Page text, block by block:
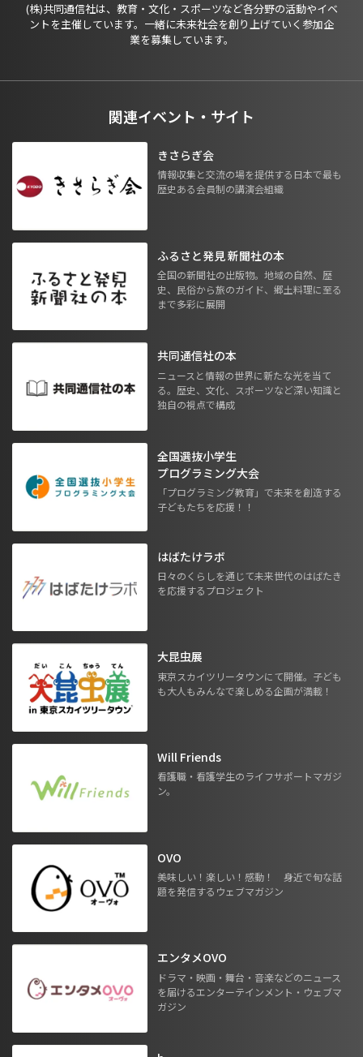
(株)共同通信社は、教育・文化・スポーツなど各分野の活動やイベ
ントを主催しています。一緒に未来社会を創り上げていく参加企
業を募集しています。
関連イベント・サイト
きさらぎ会
情報収集と交流の場を提供する日本で最も
歴史ある会員制の講演会組織
ふるさと発見 新聞社の本
全国の新聞社の出版物。地域の自然、歴
史、民俗から旅のガイド、郷土料理に至る
まで多彩に展開
共同通信社の本
ニュースと情報の世界に新たな光を当て
る。歴史、文化、スポーツなど深い知識と
独自の視点で構成
全国選抜小学生
プログラミング大会
「プログラミング教育」で未来を創造する
子どもたちを応援！！
はばたけラボ
日々のくらしを通じて未来世代のはばたき
を応援するプロジェクト
大昆虫展
東京スカイツリータウンにて開催。子ども
も大人もみんなで楽しめる企画が満載！
Will Friends
看護職・看護学生のライフサポートマガジ
ン。
OVO
美味しい！楽しい！感動！ 身近で旬な話
題を発信するウェブマガジン
エンタメOVO
ドラマ・映画・舞台・音楽などのニュース
を届けるエンターテインメント・ウェブマ
ガジン